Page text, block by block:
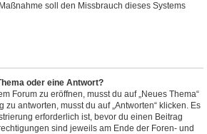
soll den Missbrauch dieses Systems
oder eine Antwort?
Forum zu eröffnen, musst du auf „Neues Thema“
zu antworten, musst du auf „Antworten“ klicken. Es
erforderlich ist, bevor du einen Beitrag
sind jeweils am Ende der Foren- und